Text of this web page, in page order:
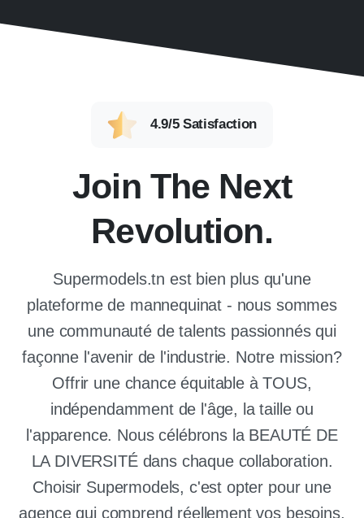
4.9/5 Satisfaction
Join The Next
Revolution.
Supermodels.tn est bien plus qu'une
plateforme de mannequinat - nous sommes
une communauté de talents passionnés qui
façonne l'avenir de l'industrie. Notre mission?
Offrir une chance équitable à TOUS,
indépendamment de l'âge, la taille ou
l'apparence. Nous célébrons la BEAUTÉ DE
LA DIVERSITÉ dans chaque collaboration.
Choisir Supermodels, c'est opter pour une
agence qui comprend réellement vos besoins,